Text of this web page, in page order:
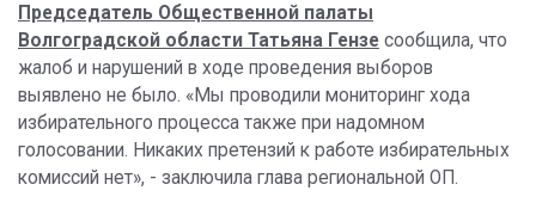
Председатель Общественной палаты
Волгоградской области Татьяна Гензе сообщила, что
жалоб и нарушений в ходе проведения выборов
выявлено не было. «Мы проводили мониторинг хода
избирательного процесса также при надомном
голосовании. Никаких претензий к работе избирательных
комиссий нет», - заключила глава региональной ОП.